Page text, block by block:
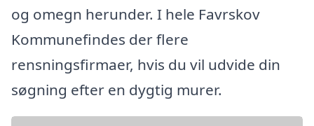
og omegn herunder. I hele Favrskov
Kommunefindes der flere
rensningsfirmaer, hvis du vil udvide din
søgning efter en dygtig murer.